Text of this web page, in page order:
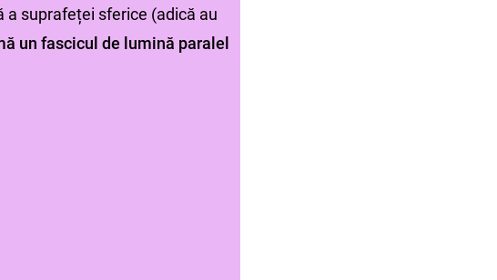
suprafeței sferice (adică au
un fascicul de lumină paralel